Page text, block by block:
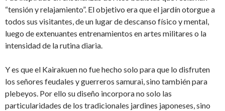
“tensión y relajamiento”. El objetivo era que el jardín otorgue a
todos sus visitantes, de un lugar de descanso físico y mental,
luego de extenuantes entrenamientos en artes militares o la
intensidad de la rutina diaria.
Y es que el Kairakuen no fue hecho solo para que lo disfruten
los señores feudales y guerreros samurai, sino también para
plebeyos. Por ello su diseño incorpora no solo las
particularidades de los tradicionales jardines japoneses, sino